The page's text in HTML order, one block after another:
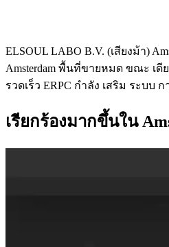
ELSOUL LABO B.V. (เสียงม้า)
Amsterdam พื้นที่ขายหมด ขณะ เดี
รวดเร็ว ERPC กําลัง เสริม ระบ
เรียกร้องมากขึ้นใน